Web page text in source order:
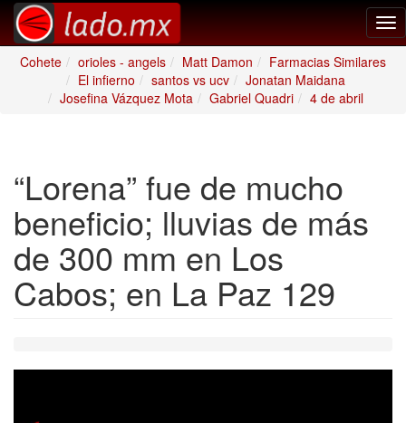
Cohete
orioles - angels Matt Damon
Farmacias Similares
El infierno
santos vs ucv
Jonatan Maidana
Josefina Vázquez Mota
Gabriel Quadri 4 de abril
“Lorena” fue de mucho
beneficio; lluvias de más
de 300 mm en Los
Cabos; en La Paz 129